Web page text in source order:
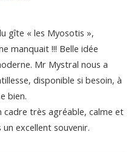
gîte « les Myosotis »,
manquait !!! Belle idée
Mr Mystral nous a
disponible si besoin, à
bien.
cadre très agréable, calme et
excellent souvenir.